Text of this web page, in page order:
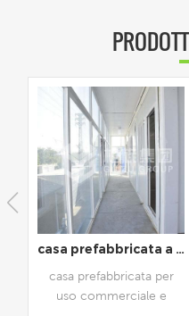
casa prefabbricata a basso costo da 20 piedi in confezione piatta per il lavoro e la vita
casa prefabbricata per
uso commerciale e